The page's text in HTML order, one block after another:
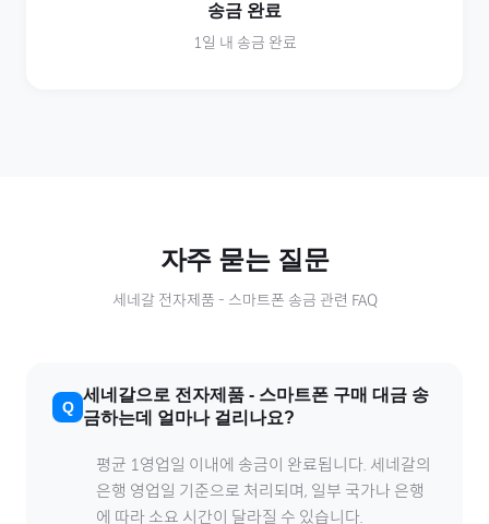
송금 완료
1일 내 송금 완료
자주 묻는 질문
세네갈 전자제품 - 스마트폰 송금 관련 FAQ
세네갈으로 전자제품 - 스마트폰 구매 대금 송
금하는데 얼마나 걸리나요?
평균 1영업일 이내에 송금이 완료됩니다. 세네갈의
은행 영업일 기준으로 처리되며, 일부 국가나 은행
에 따라 소요 시간이 달라질 수 있습니다.